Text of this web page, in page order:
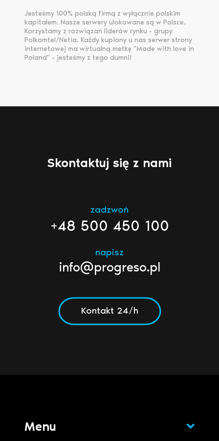
Jesteśmy 100% polską firmą z wyłącznie polskim
kapitałem. Nasze serwery ulokowane są w Polsce.
Korzystamy z rozwiązań liderów rynku - grupy
Polkomtel/Netia. Każdy kupiony u nas serwer strony
internetowej ma wirtualną metkę "Made with love in
Poland" - jesteśmy z tego dumni!
Skontaktuj się z nami
zadzwoń
+48 500 450 100
napisz
info@progreso.pl
Kontakt 24/h
Menu